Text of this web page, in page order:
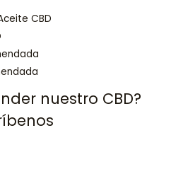
CBD
nuestro CBD?